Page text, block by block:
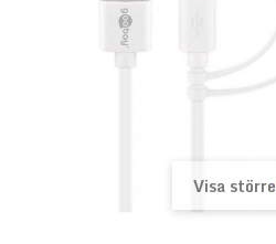
Visa större